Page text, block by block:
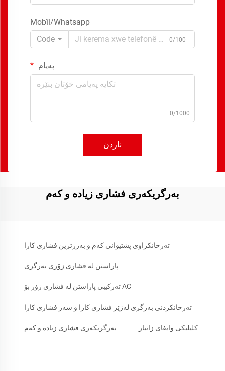
Mobîl/Whatsapp
Code
0/100
پەیام
0/1000
ناردن
بەرگریکەری فشاری زیادە و کەم
تەرخانکراوی پشتیوانی کەم و بەرزترین فشاری کارا
پاراستن لە فشاری زۆری بەرگری
تەرکیبی پاراستن لە فشاری زۆر بۆ AC
تەرخانکردنی بەرگری لەژێر فشاری کارا و سەر فشاری کارا
بەرگریکەری فشاری زیادە و کەم کلیلیکی وایفای زانیار